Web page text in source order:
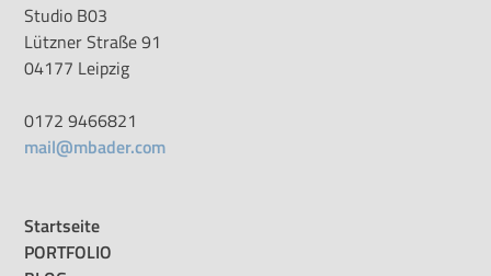
Studio B03
Lützner Straße 91
04177 Leipzig
0172 9466821
mail@mbader.com
Startseite
PORTFOLIO